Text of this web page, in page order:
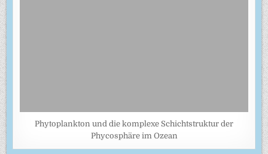
Phytoplankton und die komplexe Schichtstruktur der
Phycosphäre im Ozean